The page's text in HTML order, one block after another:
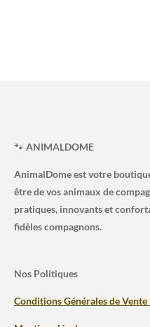
🐾 ANIMALDOME
AnimalDome est votre
être de vos animaux de
pratiques, innovants et
fidèles compagnons.
Nos Politiques
Conditions Générales de Vente